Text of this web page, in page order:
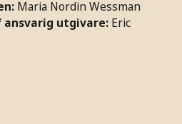
Maria Nordin Wessman
utgivare: Eric